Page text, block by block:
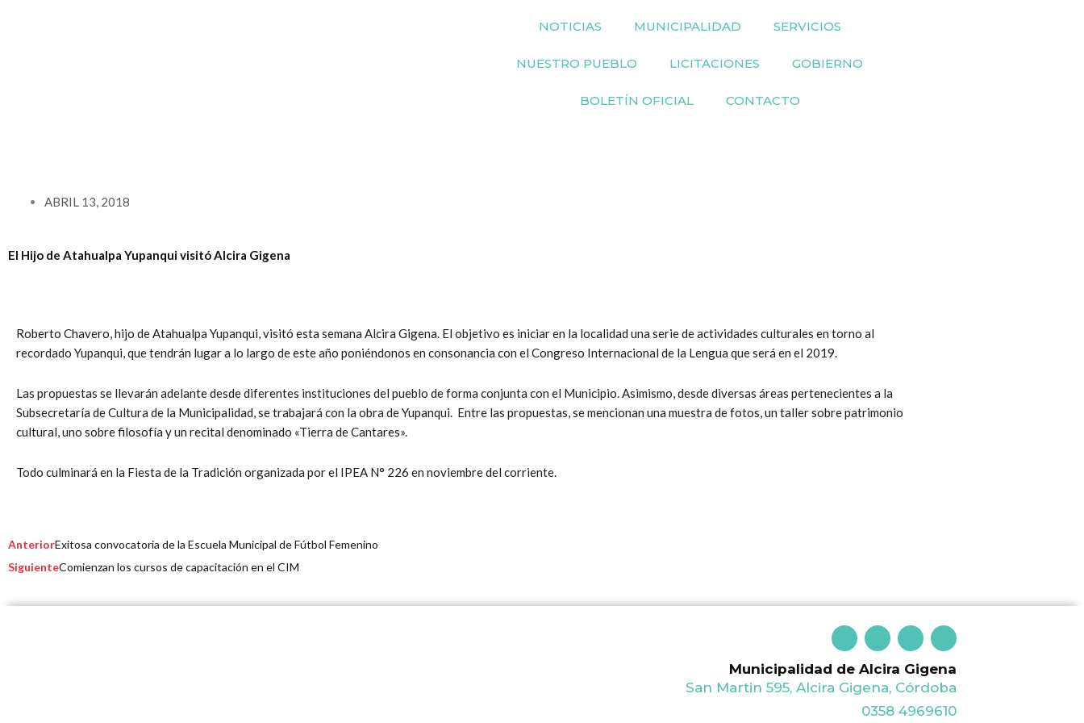
NOTICIAS MUNICIPALIDAD SERVICIOS
NUESTRO PUEBLO LICITACIONES GOBIERNO
BOLETÍN OFICIAL CONTACTO
ABRIL 13, 2018
El Hijo de Atahualpa Yupanqui visitó Alcira Gigena
Roberto Chavero, hijo de Atahualpa Yupanqui, visitó esta semana Alcira Gigena. El objetivo es iniciar en la localidad una serie de actividades culturales en torno al
recordado Yupanqui, que tendrán lugar a lo largo de este año poniéndonos en consonancia con el Congreso Internacional de la Lengua que será en el 2019.
Las propuestas se llevarán adelante desde diferentes instituciones del pueblo de forma conjunta con el Municipio. Asimismo, desde diversas áreas pertenecientes a la
Subsecretaría de Cultura de la Municipalidad, se trabajará con la obra de Yupanqui. Entre las propuestas, se mencionan una muestra de fotos, un taller sobre patrimonio
cultural, uno sobre filosofía y un recital denominado «Tierra de Cantares».
Todo culminará en la Fiesta de la Tradición organizada por el IPEA N° 226 en noviembre del corriente.
Prev
AnteriorExitosa convocatoria de la Escuela Municipal de Fútbol Femenino
SiguienteComienzan los cursos de capacitación en el CIM
Next
F
c
e
b
o
T
w
i
t
t
e
r
I
s
t
a
g
r
Y
u
t
u
b
e
Municipalidad de Alcira Gigena
San Martin 595, Alcira Gigena, Córdoba
0358 4969610